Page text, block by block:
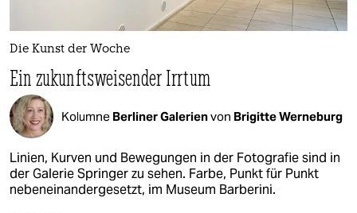
Die Kunst der Woche
Ein zukunftsweisender Irrtum
Kolumne Berliner Galerienvon Brigitte Werneburg
Linien, Kurven und Bewegungen in der Fotografie sind in
der Galerie Springer zu sehen. Farbe, Punkt für Punkt
nebeneinandergesetzt, im Museum Barberini.